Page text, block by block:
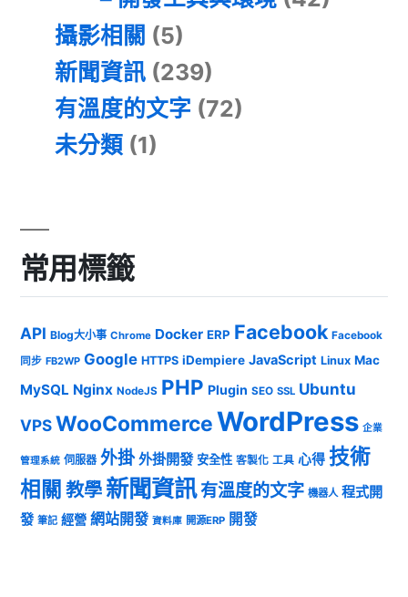
攝影相關 (5)
新聞資訊 (239)
有溫度的文字 (72)
未分類 (1)
常用標籤
API Blog大小事 Chrome Docker ERP Facebook Facebook
同步 FB2WP Google HTTPS iDempiere JavaScript Linux Mac
MySQL Nginx NodeJS PHP Plugin SEO SSL Ubuntu
VPSWooCommerceWordPress 企業
管理系統 伺服器 外掛 外掛開發 安全性 客製化 工具 心得 技術
相關 教學 新聞資訊有溫度的文字 機器人 程式開
發 筆記 經營 網站開發 資料庫 開源ERP 開發